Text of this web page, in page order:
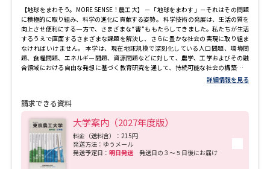
【地球をまわそう。MORE SENSE！農工大】 －「地球をまわす」－それはその問題
に積極的に取り組み、科学の進化に貢献する姿勢。 科学技術の発展は、生活の質を
向上させ便利にする一方で、さまざまな“害”ももたらしてきました。私たちが生活
するうえで直面するさまざまな課題を解決し、さらに豊かな社会の実現に取り組ま
なければいけません。 本学は、現在地球規模で深刻化している人口問題、環境問
題、食糧問題、エネルギー問題、資源問題などに対して、農学、工学およびその融
合領域における自由な発想に基づく教育研究を通して、持続可能な社会の構築に取
り組んでいます。 自然や科学技術に関心を持ち、常に自己を啓発し、実行力に優
詳細情報を見る
請求できる資料
大学案内（2027年度版）
料金（送料含）：215円
発送方法：ゆうメール
発送予定日： 明日発送 発送日の３～５日後にお届け